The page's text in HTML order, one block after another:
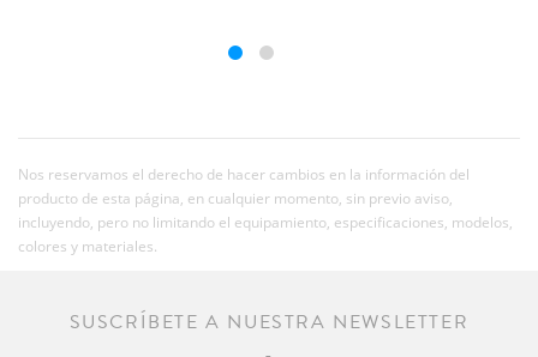
Nos reservamos el derecho de hacer cambios en la información del
producto de esta página, en cualquier momento, sin previo aviso,
incluyendo, pero no limitando el equipamiento, especificaciones, modelos,
colores y materiales.
SUSCRÍBETE A NUESTRA NEWSLETTER